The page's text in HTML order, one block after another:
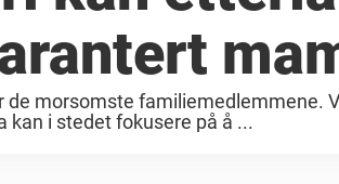
morsomste familiemedlemmene.
i stedet fokusere på å ...